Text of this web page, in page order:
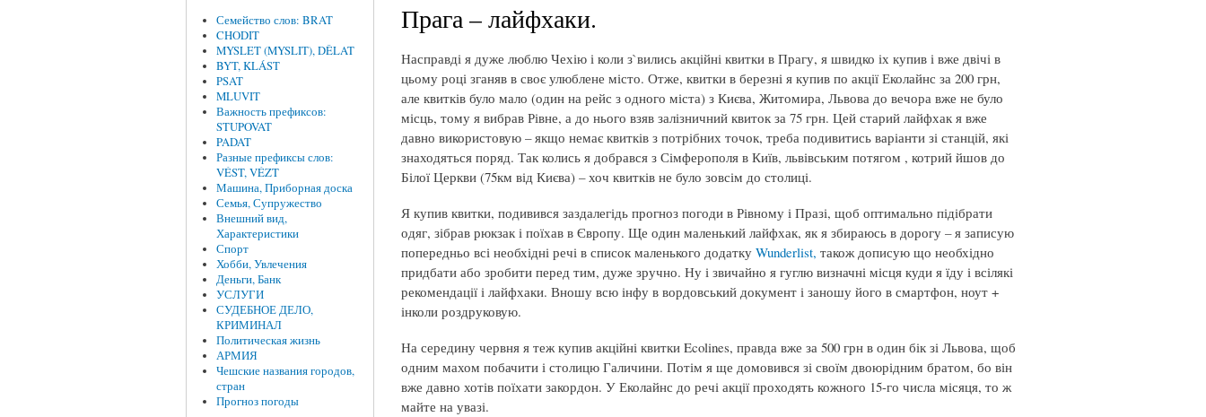
Семейство слов: BRAT
CHODIT
MYSLET (MYSLIT), DĚLAT
BYT, KLÁST
PSAT
MLUVIT
Важность префиксов:
STUPOVAT
PADAT
Разные префиксы слов:
VÉST, VÉZT
Машина, Приборная доска
Семья, Супружество
Внешний вид,
Характеристики
Спорт
Хобби, Увлечения
Деньги, Банк
УСЛУГИ
СУДЕБНОЕ ДЕЛО,
КРИМИНАЛ
Политическая жизнь
АРМИЯ
Чешские названия городов,
стран
Прогноз погоды
Прага – лайфхаки.
Насправді я дуже люблю Чехію і коли з`вились акційні квитки в Прагу, я швидко іх купив і вже двічі в
цьому році зганяв в своє улюблене місто. Отже, квитки в березні я купив по акції Еколайнс за 200 грн,
але квитків було мало (один на рейс з одного міста) з Києва, Житомира, Львова до вечора вже не було
місць, тому я вибрав Рівне, а до нього взяв залізничний квиток за 75 грн. Цей старий лайфхак я вже
давно використовую – якщо немає квитків з потрібних точок, треба подивитись варіанти зі станцій, які
знаходяться поряд. Так колись я добрався з Сімферополя в Київ, львівським потягом , котрий йшов до
Білої Церкви (75км від Києва) – хоч квитків не було зовсім до столиці.
Я купив квитки, подивився заздалегідь прогноз погоди в Рівному і Празі, щоб оптимально підібрати
одяг, зібрав рюкзак і поїхав в Європу. Ще один маленький лайфхак, як я збираюсь в дорогу – я записую
попередньо всі необхідні речі в список маленького додатку Wunderlist, також дописую що необхідно
придбати або зробити перед тим, дуже зручно. Ну і звичайно я гуглю визначні місця куди я їду і всілякі
рекомендації і лайфхаки. Вношу всю інфу в вордовський документ і заношу його в смартфон, ноут +
інколи роздруковую.
На середину червня я теж купив акційні квитки Ecolines, правда вже за 500 грн в один бік зі Львова, щоб
одним махом побачити і столицю Галичини. Потім я ще домовився зі своїм двоюрідним братом, бо він
вже давно хотів поїхати закордон. У Еколайнс до речі акції проходять кожного 15-го числа місяця, то ж
майте на увазі.